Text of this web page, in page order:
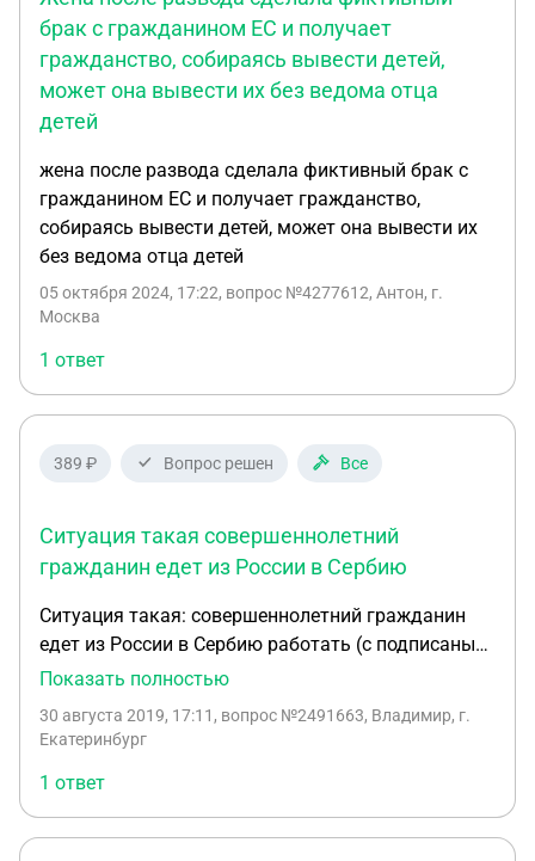
брак с гражданином ЕС и получает
гражданство, собираясь вывести детей,
может она вывести их без ведома отца
детей
жена после развода сделала фиктивный брак с
гражданином ЕС и получает гражданство,
собираясь вывести детей, может она вывести их
без ведома отца детей
05 октября 2024, 17:22, вопрос №4277612, Антон, г.
Москва
1 ответ
389 ₽ Вопрос решен Все
Ситуация такая совершеннолетний
гражданин едет из России в Сербию
Ситуация такая: совершеннолетний гражданин
едет из России в Сербию работать (с подписаным
контрактом и прочее). У этого гражданина есть
поехать с ним (они состоят в отношениях).
находиться не более 3 месяцев за полгода.
Вопрос заключается в том, как обеспечить
девушке постоянное проживание в Сербии, и как
Показать полностью
30 августа 2019, 17:11 , вопрос №2491663, Владимир, г.
Екатеринбург
1 ответ